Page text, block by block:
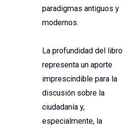
paradigmas antiguos y
modernos.
La profundidad del libro
representa un aporte
imprescindible para la
discusión sobre la
ciudadanía y,
especialmente, la